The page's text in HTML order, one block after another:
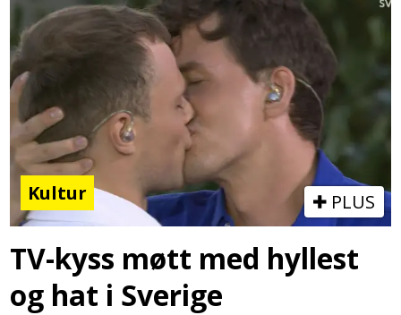
Kultur PLUS
TV-kyss møtt med hyllest
og hat i Sverige